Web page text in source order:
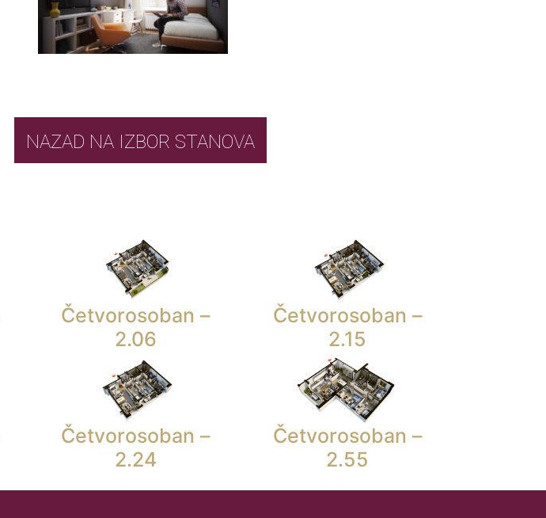
NAZAD NA IZBOR STANOVA
Četvorosoban –
2.06
Četvorosoban –
2.15
Četvorosoban –
2.24
Četvorosoban –
2.55